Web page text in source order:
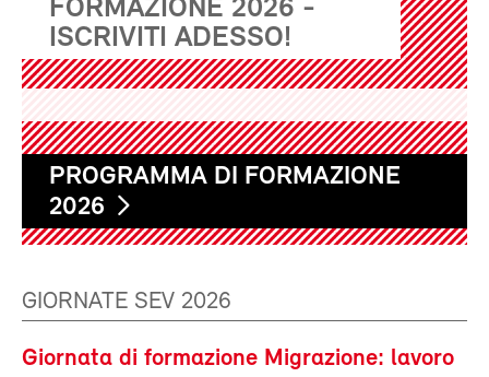
FORMAZIONE 2026 -
ISCRIVITI ADESSO!
PROGRAMMA DI FORMAZIONE
2026
GIORNATE SEV 2026
Giornata di formazione Migrazione: lavoro